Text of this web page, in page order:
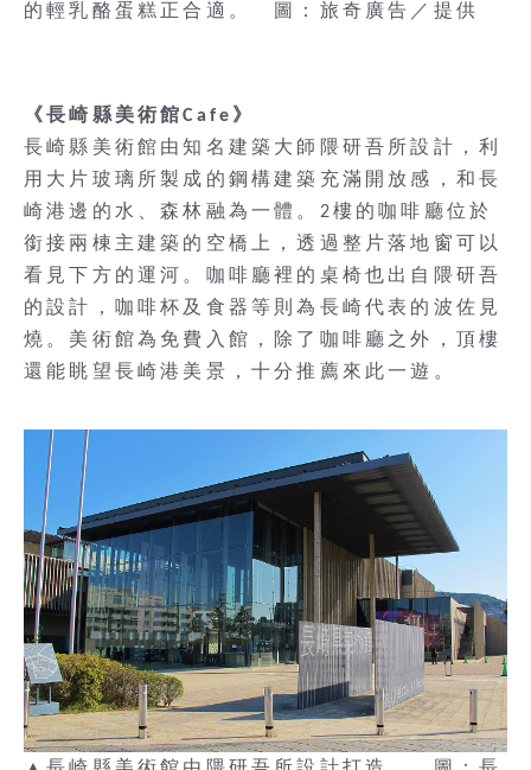
的輕乳酪蛋糕正合適。 圖：旅奇廣告／提供
《長崎縣美術館Cafe》
長崎縣美術館由知名建築大師隈研吾所設計，利
用大片玻璃所製成的鋼構建築充滿開放感，和長
崎港邊的水、森林融為一體。2樓的咖啡廳位於
銜接兩棟主建築的空橋上，透過整片落地窗可以
看見下方的運河。咖啡廳裡的桌椅也出自隈研吾
的設計，咖啡杯及食器等則為長崎代表的波佐見
燒。美術館為免費入館，除了咖啡廳之外，頂樓
還能眺望長崎港美景，十分推薦來此一遊。